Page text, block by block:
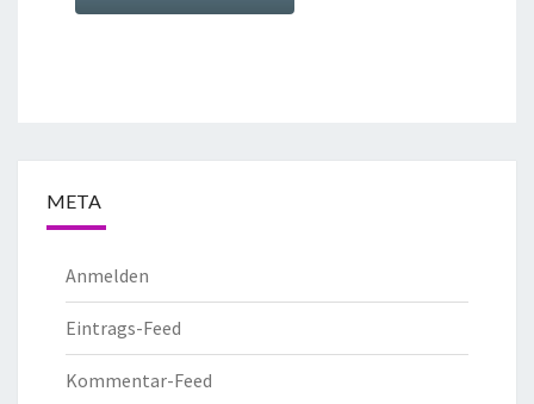
META
Anmelden
Eintrags-Feed
Kommentar-Feed